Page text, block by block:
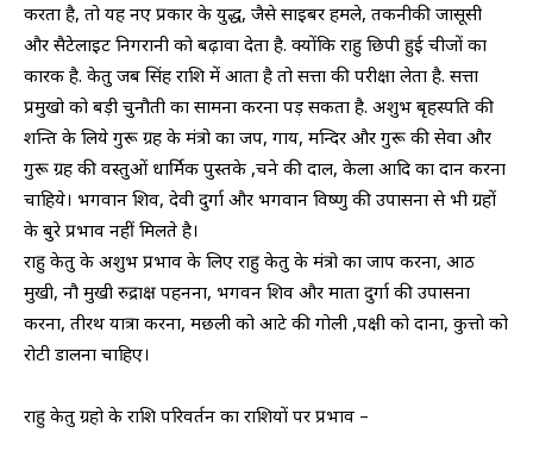
करता है, तो यह नए प्रकार के युद्ध, जैसे साइबर हमले, तकनीकी जासूसी
और सैटेलाइट निगरानी को बढ़ावा देता है. क्योंकि राहु छिपी हुई चीजों का
कारक है. केतु जब सिंह राशि में आता है तो सत्ता की परीक्षा लेता है. सत्ता
प्रमुखो को बड़ी चुनौती का सामना करना पड़ सकता है. अशुभ बृहस्पति की
शन्ति के लिये गुरू ग्रह के मंत्रो का जप, गाय, मन्दिर और गुरू की सेवा और
गुरू ग्रह की वस्तुओं धार्मिक पुस्तके ,चने की दाल, केला आदि का दान करना
चाहिये। भगवान शिव, देवी दुर्गा और भगवान विष्णु की उपासना से भी ग्रहों
के बुरे प्रभाव नहीं मिलते है।
राहु केतु के अशुभ प्रभाव के लिए राहु केतु के मंत्रो का जाप करना, आठ
मुखी, नौ मुखी रुद्राक्ष पहनना, भगवन शिव और माता दुर्गा की उपासना
करना, तीरथ यात्रा करना, मछली को आटे की गोली ,पक्षी को दाना, कुत्तो को
रोटी डालना चाहिए।
राहु केतु ग्रहो के राशि परिवर्तन का राशियों पर प्रभाव –